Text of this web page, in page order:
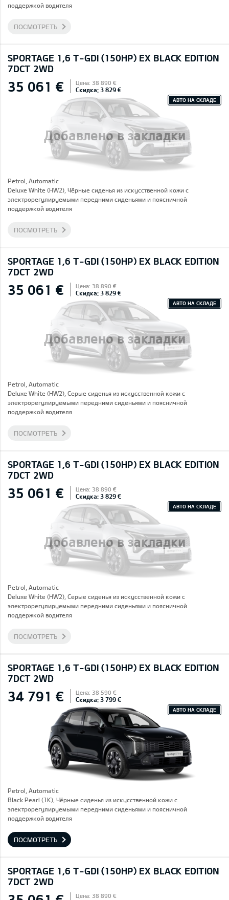
поддержкой водителя
ПОСМОТРЕТЬ
SPORTAGE 1,6 T-GDI (150HP) EX BLACK EDITION
7DCT 2WD
Добавлено в закладки
35 061 € Цена: 38 890 €
Скидка: 3 829 €
АВТО НА СКЛАДЕ
Petrol, Automatic
Deluxe White (HW2), Чёрные сиденья из искусственной кожи с
электрорегулируемыми передними сиденьями и поясничной
поддержкой водителя
ПОСМОТРЕТЬ
SPORTAGE 1,6 T-GDI (150HP) EX BLACK EDITION
7DCT 2WD
Добавлено в закладки
35 061 € Цена: 38 890 €
Скидка: 3 829 €
АВТО НА СКЛАДЕ
Petrol, Automatic
Deluxe White (HW2), Серые сиденья из искусственной кожи с
электрорегулируемыми передними сиденьями и поясничной
поддержкой водителя
ПОСМОТРЕТЬ
SPORTAGE 1,6 T-GDI (150HP) EX BLACK EDITION
7DCT 2WD
Добавлено в закладки
35 061 € Цена: 38 890 €
Скидка: 3 829 €
АВТО НА СКЛАДЕ
Petrol, Automatic
Deluxe White (HW2), Серые сиденья из искусственной кожи с
электрорегулируемыми передними сиденьями и поясничной
поддержкой водителя
ПОСМОТРЕТЬ
SPORTAGE 1,6 T-GDI (150HP) EX BLACK EDITION
7DCT 2WD
34 791 € Цена: 38 590 €
Скидка: 3 799 €
АВТО НА СКЛАДЕ
Petrol, Automatic
Black Pearl (1K), Чёрные сиденья из искусственной кожи с
электрорегулируемыми передними сиденьями и поясничной
поддержкой водителя
ПОСМОТРЕТЬ
SPORTAGE 1,6 T-GDI (150HP) EX BLACK EDITION
7DCT 2WD
Цена: 38 890 €